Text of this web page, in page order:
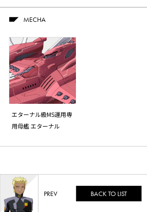
MECHA
エターナル級MS運用専
用母艦 エターナル
BACK TO LIST